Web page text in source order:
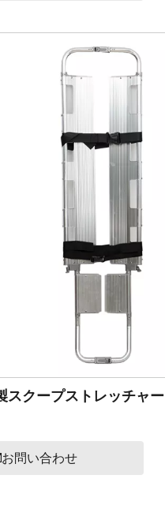
スクープストレッチャー
お問い合わせ